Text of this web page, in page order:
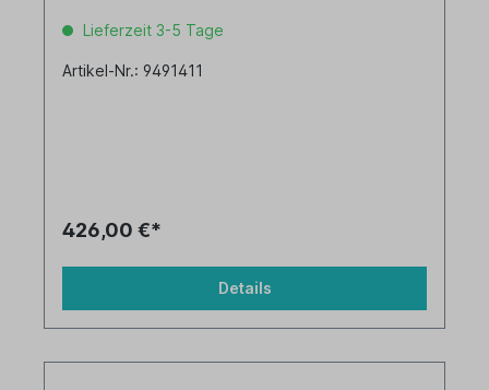
Lieferzeit 3-5 Tage
Artikel-Nr.: 9491411
426,00 €*
Details